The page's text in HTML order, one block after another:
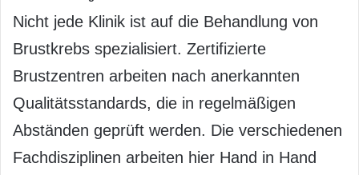
Nicht jede Klinik ist auf die Behandlung von
Brustkrebs spezialisiert. Zertifizierte
Brustzentren arbeiten nach anerkannten
Qualitätsstandards, die in regelmäßigen
Abständen geprüft werden. Die verschiedenen
Fachdisziplinen arbeiten hier Hand in Hand